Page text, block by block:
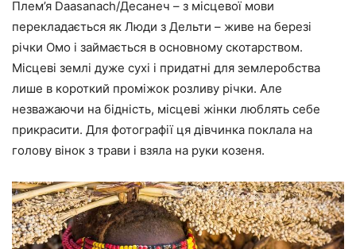
Плем’я Daasanach/Десанеч – з місцевої мови
перекладається як Люди з Дельти – живе на березі
річки Омо і займається в основному скотарством.
Місцеві землі дуже сухі і придатні для землеробства
лише в короткий проміжок розливу річки. Але
незважаючи на бідність, місцеві жінки люблять себе
прикрасити. Для фотографії ця дівчинка поклала на
голову вінок з трави і взяла на руки козеня.